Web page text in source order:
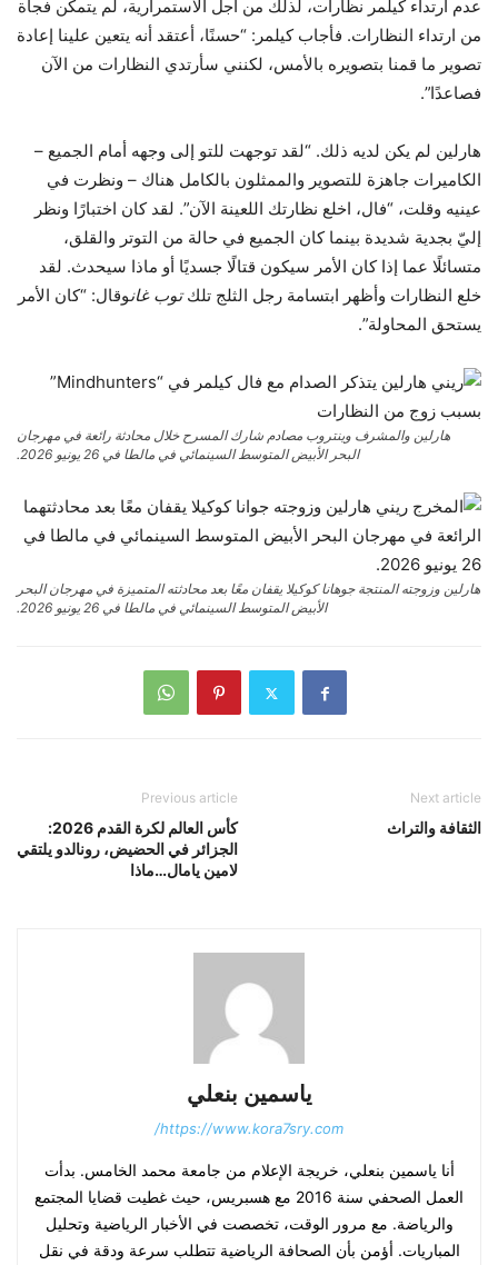
عدم ارتداء كيلمر نظارات، لذلك من أجل الاستمرارية، لم يتمكن فجأة
من ارتداء النظارات. فأجاب كيلمر: “حسنًا، أعتقد أنه يتعين علينا إعادة
تصوير ما قمنا بتصويره بالأمس، لكنني سأرتدي النظارات من الآن
فصاعدًا”.
هارلين لم يكن لديه ذلك. “لقد توجهت للتو إلى وجهه أمام الجميع –
الكاميرات جاهزة للتصوير والممثلون بالكامل هناك – ونظرت في
عينيه وقلت، “فال، اخلع نظارتك اللعينة الآن”. لقد كان اختبارًا ونظر
إليّ بجدية شديدة بينما كان الجميع في حالة من التوتر والقلق،
متسائلًا عما إذا كان الأمر سيكون قتالًا جسديًا أو ماذا سيحدث. لقد
خلع النظارات وأظهر ابتسامة رجل الثلج تلكتوب غانوقال: “كان الأمر
يستحق المحاولة”.
هارلين والمشرف وينتروب مصادم شارك المسرح خلال محادثة رائعة في مهرجان
البحر الأبيض المتوسط ​​السينمائي في مالطا في 26 يونيو 2026.
هارلين وزوجته المنتجة جوهانا كوكيلا يقفان معًا بعد محادثته المتميزة في مهرجان البحر
الأبيض المتوسط ​​السينمائي في مالطا في 26 يونيو 2026.
Previous article
كأس العالم لكرة القدم 2026:
الجزائر في الحضيض، رونالدو يلتقي
لامين يامال…ماذا
Next article
الثقافة والتراث
ياسمين بنعلي
https://www.kora7sry.com/
أنا ياسمين بنعلي، خريجة الإعلام من جامعة محمد الخامس. بدأت
العمل الصحفي سنة 2016 مع هسبريس، حيث غطيت قضايا المجتمع
والرياضة. مع مرور الوقت، تخصصت في الأخبار الرياضية وتحليل
المباريات. أؤمن بأن الصحافة الرياضية تتطلب سرعة ودقة في نقل